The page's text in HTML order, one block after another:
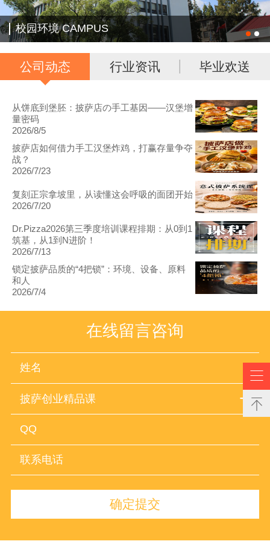


校园环境 CAMPUS
公司动态 行业资讯 毕业欢送
从饼底到堡胚：披萨店の手工基因——汉堡增
量密码
2026/8/5
披萨店如何借力手工汉堡炸鸡，打赢存量争夺
战？
2026/7/23
复刻正宗拿坡里，从读懂这会呼吸的面团开始
2026/7/20
Dr.Pizza2026第三季度培训课程排期：从0到1
筑基，从1到N进阶！
2026/7/13
锁定披萨品质的“4把锁”：环境、设备、原料
和人
2026/7/4
在线留言咨询